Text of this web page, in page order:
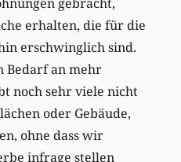
erhalten, die für die
erschwinglich sind.
Bedarf an mehr
noch sehr viele nicht
oder Gebäude,
ohne dass wir
infrage stellen